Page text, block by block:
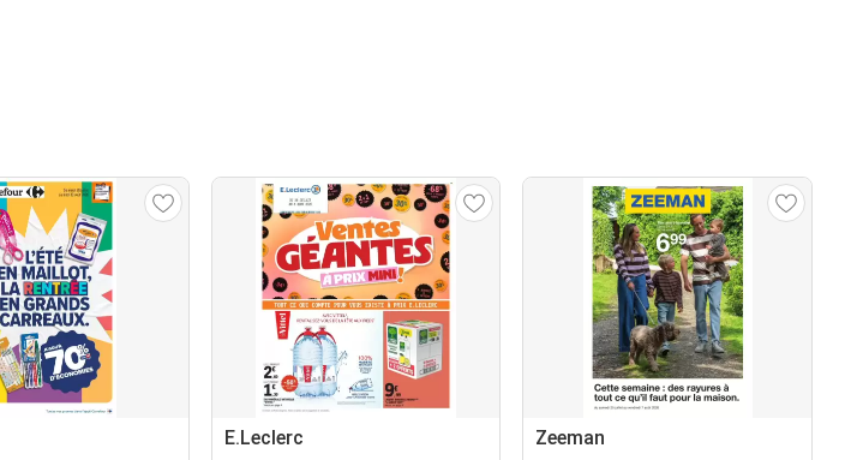
E.Leclerc Zeeman